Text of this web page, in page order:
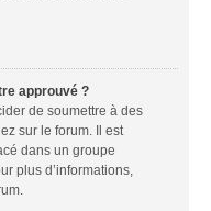
approuvé ?
de soumettre à des
sur le forum. Il est
dans un groupe
plus d’informations,